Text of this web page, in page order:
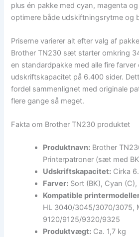
plus én pakke med cyan, magenta
optimere både udskiftningsrytme og
Priserne varierer alt efter valg af
Brother TN230 sæt starter omkring
en standardpakke med alle fire farver
udskriftskapacitet på 6.400 sider.
fordel sammenlignet med originale
flere gange så meget.
Fakta om Brother TN230 produktet
Produktnavn: Brother
Printerpatroner (sæt med
Udskriftskapacitet: Cirka
Farver: Sort (BK), Cyan
Kompatible
HL 3040/3045/3070/3075,
9120/9125/9320/9325
Produktvægt: Ca. 1,7 kg